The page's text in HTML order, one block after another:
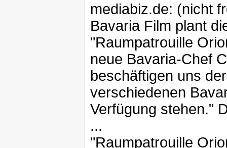
mediabiz.de: (nicht
Bavaria Film plant
"Raumpatrouille
neue Bavaria-Chef
beschäftigen uns
verschiedenen
Verfügung stehen."
...
"Raumpatrouille